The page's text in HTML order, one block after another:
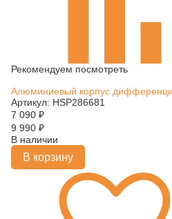
Рекомендуем посмотреть
Алюминиевый корпус
Артикул: HSP286681
7 090 ₽
9 990 ₽
В наличии
В корзину